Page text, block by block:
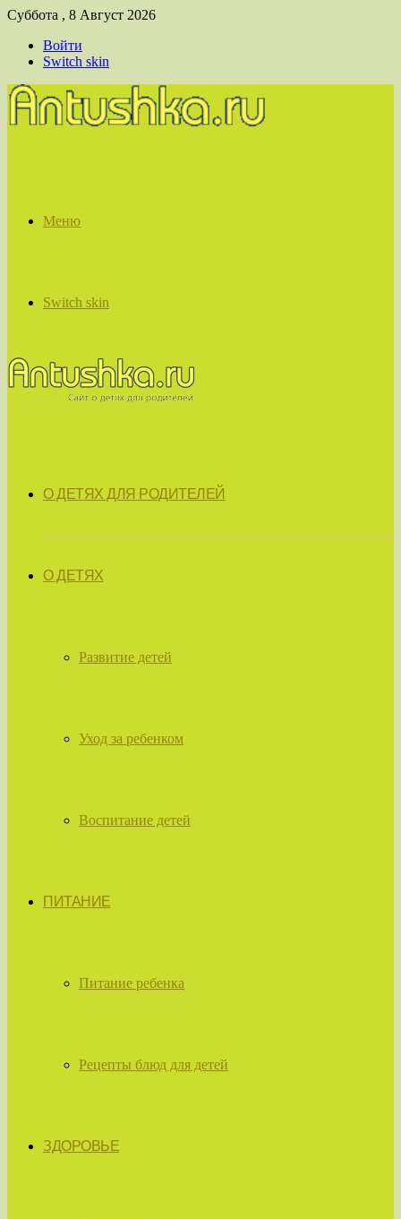
Суббота , 8 Август 2026
Войти
Switch skin
Меню
Switch skin
О ДЕТЯХ ДЛЯ РОДИТЕЛЕЙ
О ДЕТЯХ
Развитие детей
Уход за ребенком
Воспитание детей
ПИТАНИЕ
Питание ребенка
Рецепты блюд для детей
ЗДОРОВЬЕ